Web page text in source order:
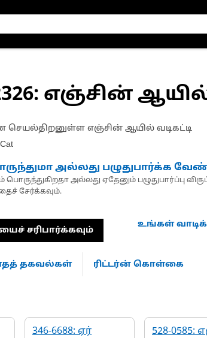
: எஞ்சின்
செயல்திறனுள்ள எஞ்சின் ஆயில் வடிகட்டி
அல்லது பழுதுபார்க்க
பொருந்துகிறதா அல்லது ஏதேனும் பழுதுபார்ப்பு
சேர்க்கவும்.
சரிபார்க்கவும்
உங்கள்
தகவல்கள் ரிட்டர்ன் கொள்கை
346-6688: ஏர்
528-0585: